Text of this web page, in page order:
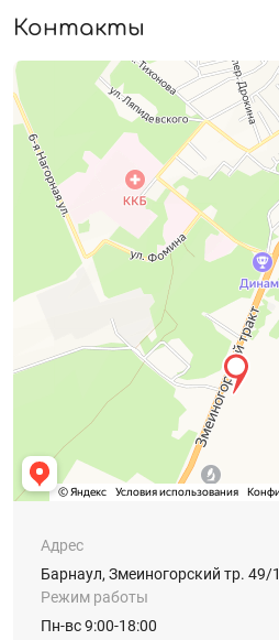
Контакты
Адрес
Барнаул, Змеиногорский тр. 49/1
Режим работы
Пн-вс 9:00-18:00